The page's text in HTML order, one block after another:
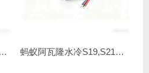
神马海豹M63M53水冷电源线 蚂蚁阿瓦隆水冷S19,S21航空电源线